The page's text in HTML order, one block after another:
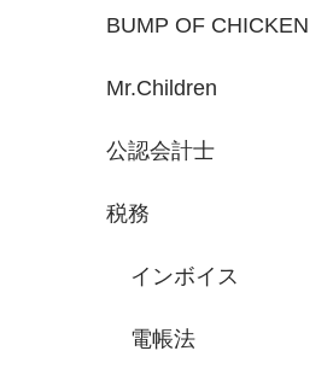
BUMP OF CHICKEN
Mr.Children
公認会計士
税務
インボイス
電帳法